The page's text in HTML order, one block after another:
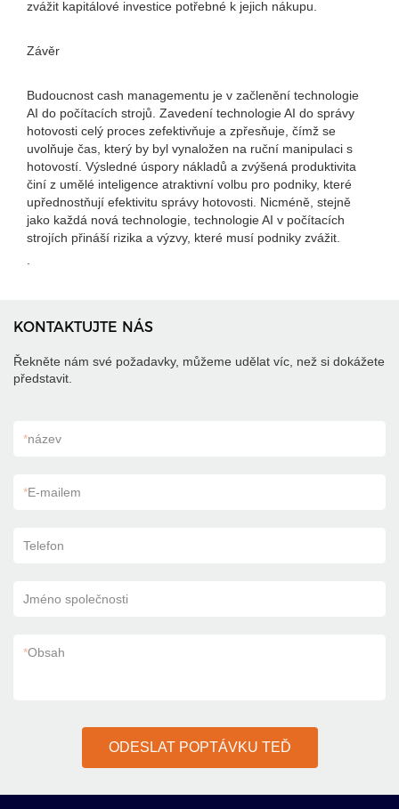
zvážit kapitálové investice potřebné k jejich nákupu.
Závěr
Budoucnost cash managementu je v začlenění technologie
AI do počítacích strojů. Zavedení technologie AI do správy
hotovosti celý proces zefektivňuje a zpřesňuje, čímž se
uvolňuje čas, který by byl vynaložen na ruční manipulaci s
hotovostí. Výsledné úspory nákladů a zvýšená produktivita
činí z umělé inteligence atraktivní volbu pro podniky, které
upřednostňují efektivitu správy hotovosti. Nicméně, stejně
jako každá nová technologie, technologie AI v počítacích
strojích přináší rizika a výzvy, které musí podniky zvážit.
KONTAKTUJTE NÁS
Řekněte nám své požadavky, můžeme udělat víc, než si dokážete
představit.
*název
*E-mailem
Telefon
Jméno společnosti
*Obsah
ODESLAT POPTÁVKU TEĎ